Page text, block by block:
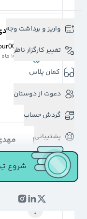
واریز و برداشت وجه
تغییر کارگزار ناظر
کمان پلاس
دعوت از دوستان
گردش حساب
پشتیبانی
شروع
10 ماه پیش
یک